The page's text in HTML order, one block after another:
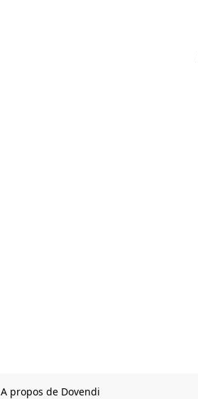
A propos de Dovendi